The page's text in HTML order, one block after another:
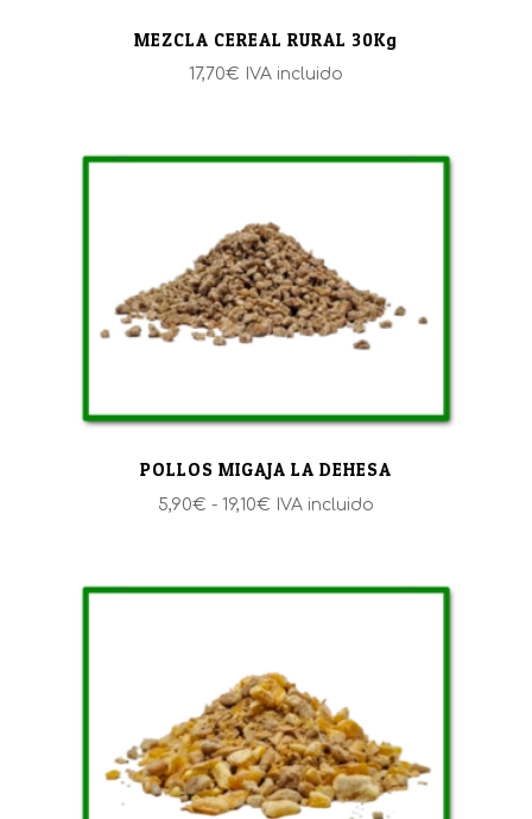
MEZCLA CEREAL RURAL 30Kg
17,70€ IVA incluido
POLLOS MIGAJA LA DEHESA
5,90€ - 19,10€Rango
desde
IVA incluido